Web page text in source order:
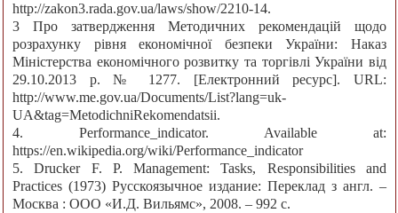
http://zakon3.rada.gov.ua/laws/show/2210-14.
3 Про затвердження Методичних рекомендацій щодо
розрахунку рівня економічної безпеки України: Наказ
Міністерства економічного розвитку та торгівлі України від
29.10.2013 р. № 1277. [Електронний ресурс]. URL:
http://www.me.gov.ua/Documents/List?lang=uk-
UA&tag=MetodichniRekomendatsii.
4. Performance_indicator. Available at:
https://en.wikipedia.org/wiki/Performance_indicator
5. Drucker F. P. Management: Tasks, Responsibilities and
Practices (1973) Русскоязычное издание: Переклад з англ. –
Москва : ООО «И.Д. Вильямс», 2008. – 992 с.